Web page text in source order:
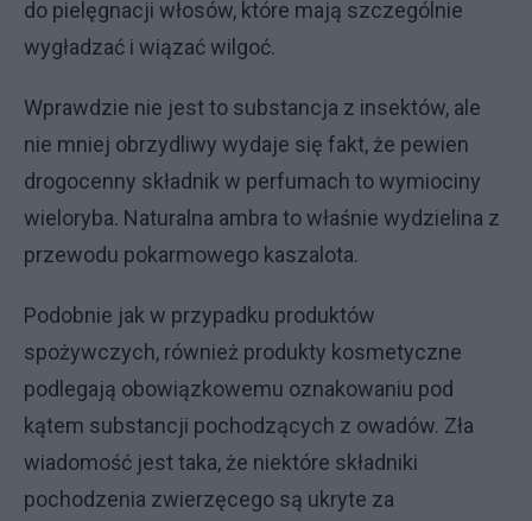
do pielęgnacji włosów, które mają szczególnie
wygładzać i wiązać wilgoć.
Wprawdzie nie jest to substancja z insektów, ale
nie mniej obrzydliwy wydaje się fakt, że pewien
drogocenny składnik w perfumach to wymiociny
wieloryba. Naturalna ambra to właśnie wydzielina z
przewodu pokarmowego kaszalota.
Podobnie jak w przypadku produktów
spożywczych, również produkty kosmetyczne
podlegają obowiązkowemu oznakowaniu pod
kątem substancji pochodzących z owadów. Zła
wiadomość jest taka, że niektóre składniki
pochodzenia zwierzęcego są ukryte za